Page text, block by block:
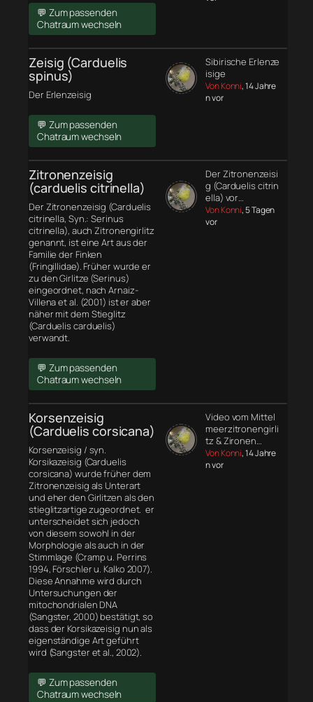
💬 Zum passenden
Chatraum wechseln
Zeisig (Carduelis
spinus)
Der Erlenzeisig
💬 Zum passenden
Chatraum wechseln
Sibirische Erlenze
isige
Von Konni, 14 Jahre
n vor
Zitronenzeisig
(carduelis citrinella)
Der Zitronenzeisig (Carduelis
citrinella, Syn.: Serinus
citrinella), auch Zitronengirlitz
genannt, ist eine Art aus der
Familie der Finken
(Fringillidae). Früher wurde er
zu den Girlitze (Serinus)
eingeordnet, nach Arnaiz-
Villena et al. (2001) ist er aber
näher mit dem Stieglitz
(Carduelis carduelis)
verwandt.
💬 Zum passenden
Chatraum wechseln
Der Zitronenzeisi
g (Carduelis citrin
ella) vor…
Von Konni, 5 Tagen
vor
Korsenzeisig
(Carduelis corsicana)
Korsenzeisig / syn.
Korsikazeisig (Carduelis
corsicana) wurde früher dem
Zitronenzeisig als Unterart
und eher den Girlitzen als den
stieglitzartige zugeordnet. er
unterscheidet sich jedoch
von diesem sowohl in der
Morphologie als auch in der
Stimmlage (Cramp u. Perrins
1994, Förschler u. Kalko 2007).
Diese Annahme wird durch
Untersuchungen der
mitochondrialen DNA
(Sangster, 2000) bestätigt, so
dass der Korsikazeisig nun als
eigenständige Art geführt
wird (Sangster et al., 2002).
💬 Zum passenden
Chatraum wechseln
Video vom Mittel
meerzitronengirli
tz & Zironen…
Von Konni, 14 Jahre
n vor